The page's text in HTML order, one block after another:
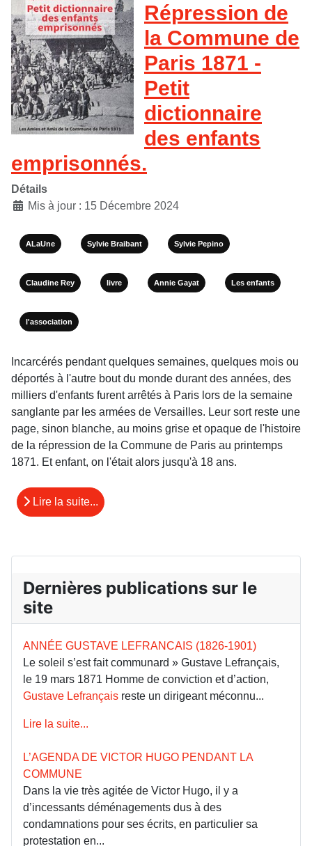
Répression de
la Commune de
Paris 1871 -
Petit
dictionnaire
des enfants
emprisonnés.
Détails
Mis à jour : 15 Décembre 2024
ALaUne Sylvie Braibant Sylvie Pepino
Claudine Rey livre Annie Gayat Les enfants
l'association
Incarcérés pendant quelques semaines, quelques mois ou
déportés à l'autre bout du monde durant des années, des
milliers d'enfants furent arrêtés à Paris lors de la semaine
sanglante par les armées de Versailles. Leur sort reste une
page, sinon blanche, au moins grise et opaque de l'histoire
de la répression de la Commune de Paris au printemps
1871. Et enfant, on l'était alors jusqu'à 18 ans.
Lire la suite...
Dernières publications sur le
site
ANNÉE GUSTAVE LEFRANCAIS (1826-1901)
Le soleil s’est fait communard » Gustave Lefrançais,
le 19 mars 1871 Homme de conviction et d’action,
Gustave Lefrançais reste un dirigeant méconnu...
Lire la suite...
L’AGENDA DE VICTOR HUGO PENDANT LA
COMMUNE
Dans la vie très agitée de Victor Hugo, il y a
d’incessants déménagements dus à des
condamnations pour ses écrits, en particulier sa
protestation en...